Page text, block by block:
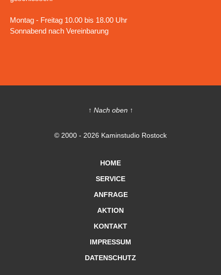
Montag - Freitag 10.00 bis 18.00 Uhr
Sonnabend nach Vereinbarung
↑ Nach oben ↑
© 2000 - 2026 Kaminstudio Rostock
HOME
SERVICE
ANFRAGE
AKTION
KONTAKT
IMPRESSUM
DATENSCHUTZ